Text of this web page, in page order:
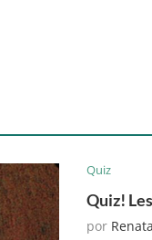
Quiz
Quiz!
por